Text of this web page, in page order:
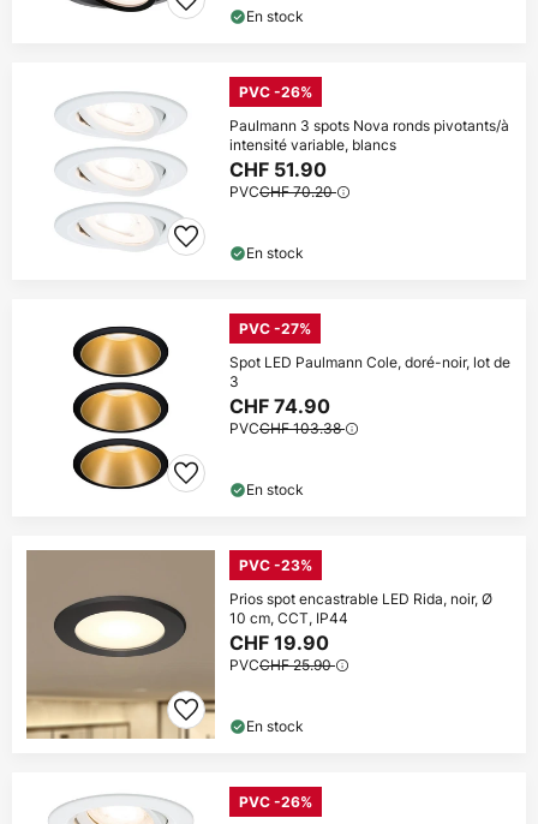
En stock
PVC -26%
Paulmann 3 spots Nova ronds pivotants/à
intensité variable, blancs
CHF 51.90
PVCCHF 70.20
En stock
PVC -27%
Spot LED Paulmann Cole, doré-noir, lot de
3
CHF 74.90
PVCCHF 103.38
En stock
PVC -23%
Prios spot encastrable LED Rida, noir, Ø
10 cm, CCT, IP44
CHF 19.90
PVCCHF 25.90
En stock
PVC -26%